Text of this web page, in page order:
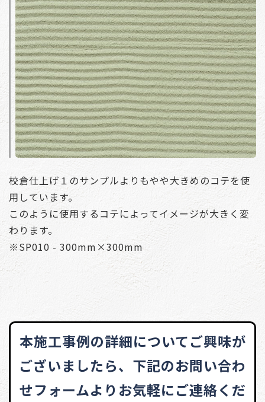
校倉仕上げ１のサンプルよりもやや大きめのコテを使
用しています。
このように使用するコテによってイメージが大きく変
わります。
※SP010 - 300mm×300mm
本施工事例の詳細についてご興味が
ございましたら、 下記のお問い合わ
せフォームよりお気軽にご連絡くだ